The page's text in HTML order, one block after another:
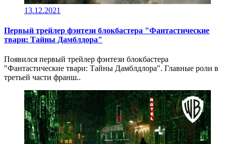
13.12.2021
Первый трейлер фэнтези блокбастера "Фантастические
твари: Тайны Дамблдора"
Появился первый трейлер фэнтези блокбастера
"Фантастические твари: Тайны Дамблдлора". Главные роли в
третьей части франш..